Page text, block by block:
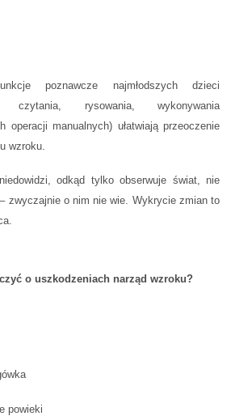
poznawcze najmłodszych dzieci
czytania, rysowania, wykonywania
operacji manualnych) ułatwiają przeoczenie
wzroku.
odkąd tylko obserwuje świat, nie
zwyczajnie o nim nie wie. Wykrycie zmian to
o uszkodzeniach narząd wzroku?
powieki